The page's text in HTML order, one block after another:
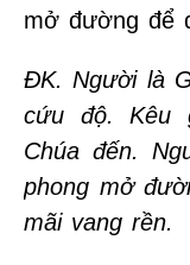
mở đường để
ĐK. Người là
cứu độ. Kêu
Chúa đến.
phong mở
mãi vang rền.